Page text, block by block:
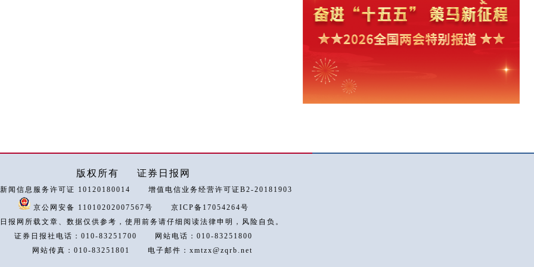
版权所有 证券日报网
闻信息服务许可证 10120180014 增值电信业务经营许可证B2-20181903
京公网安备 11010202007567号
京ICP备17054264号
报网所载文章、数据仅供参考，使用前务请仔细阅读法律申明，风险自负。
证券日报社电话：010-83251700
网站电话：010-83251800
网站传真：010-83251801
电子邮件：xmtzx@zqrb.net